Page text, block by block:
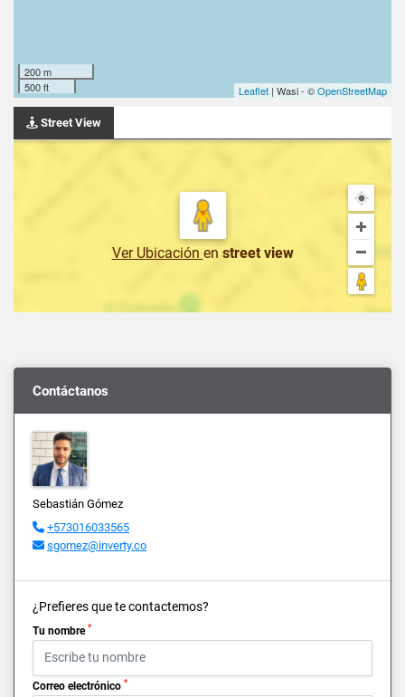
200 m
500 ft
Leaflet | Wasi - ©OpenStreetMap
Street View
Ver Ubicación en street view
Contáctanos
Sebastián Gómez
+573016033565
sgomez@inverty.co
¿Prefieres que te contactemos?
Tu nombre *
Correo electrónico *